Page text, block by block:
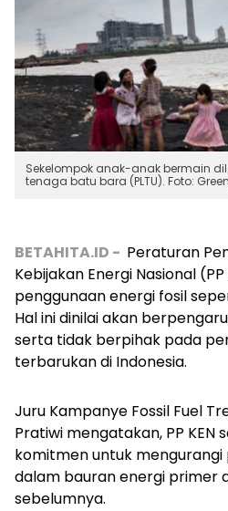
Sekelompok anak-anak bermain
tenaga batu bara (PLTU). Foto:
BETAHITA.ID - Peraturan
Kebijakan Energi Nasional
penggunaan energi fosil
Hal ini dinilai akan
serta tidak berpihak pada
terbarukan di Indonesia.
Juru Kampanye Fossil Fuel
Pratiwi mengatakan, PP KEN
komitmen untuk
dalam bauran energi primer
sebelumnya.